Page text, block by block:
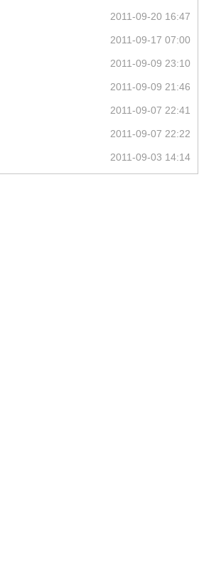
2011-09-20 16:47
2011-09-17 07:00
2011-09-09 23:10
2011-09-09 21:46
2011-09-07 22:41
2011-09-07 22:22
2011-09-03 14:14